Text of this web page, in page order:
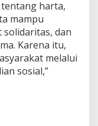
harta,
mampu
dan
Karena itu,
melalui
sosial,”